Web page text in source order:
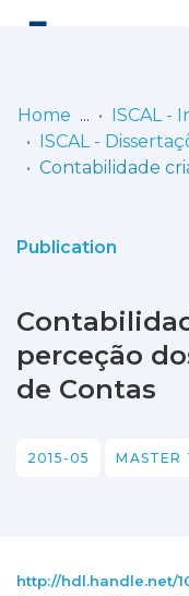
Communities
Statistics
Home
Publication
perceção
de Contas
2015-05 MASTER
http://hdl.handle.net/